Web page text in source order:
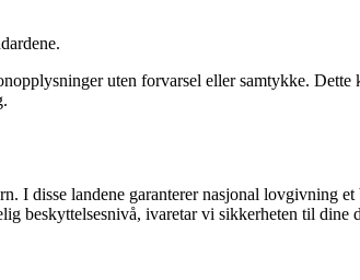
uten forvarsel eller samtykke. Dette
disse landene garanterer nasjonal lovgivning
ivaretar vi sikkerheten til dine